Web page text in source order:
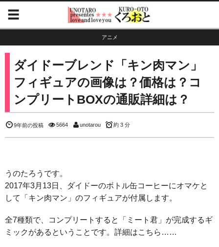
アニメ
ダイドーブレンド「キン肉マン」
フィギュアの画像は？価格は？コ
ンプリートBOXの通販詳細は？
9年前の投稿 5664 unotarou 約 3 分
うのたろうです。
2017年3月13日、ダイドーのボトル缶コーヒーにオマケと
して「キン肉マン」のフィギュアが付属します。
全7種類で、コンプリートすると「ミート君」が完成するギ
ミックがあるということです。詳細はこちら……